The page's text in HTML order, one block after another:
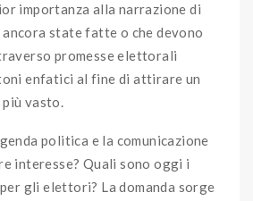
importanza alla narrazione di
ancora state fatte o che devono
promesse elettorali
enfatici al fine di attirare un
vasto.
politica e la comunicazione
interesse? Quali sono oggi i
gli elettori? La domanda sorge